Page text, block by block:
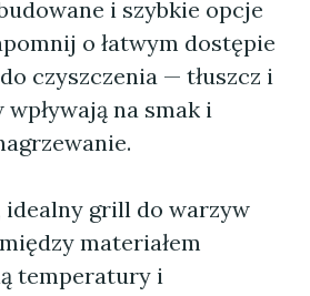
i szybkie opcje
o łatwym dostępie
czyszczenia — tłuszcz i
na smak i
idealny grill do warzyw
materiałem
temperatury i